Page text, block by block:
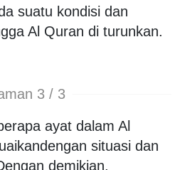
suatu kondisi dan
Al Quran di turunkan.
3 / 3
ayat dalam Al
situasi dan
demikian,